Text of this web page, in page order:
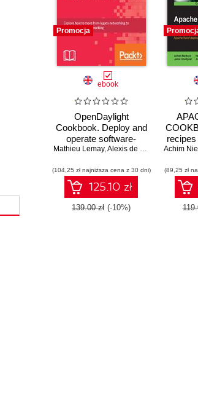
Promocja
ebook
OpenDaylight
Cookbook. Deploy and
operate software-
defined networking in
Mathieu Lemay,Alexis de Talhouët ,Jamie
(104,25 zł najniższa cena z 30 dni)
125.10 zł
139.00 zł (-10%)
the
Achim
(89,25 zł